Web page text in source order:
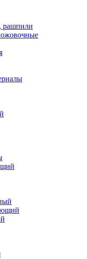
рашпили